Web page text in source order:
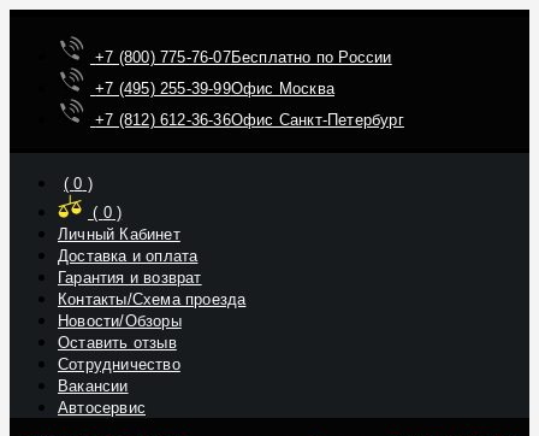
+7 (800) 775-76-07Бесплатно по России
+7 (495) 255-39-99Офис Москва
+7 (812) 612-36-36Офис Санкт-Петербург
(0 )
( 0)
Личный Кабинет
Доставка и оплата
Гарантия и возврат
Контакты/Схема проезда
Новости/Обзоры
Оставить отзыв
Сотрудничество
Вакансии
Автосервис